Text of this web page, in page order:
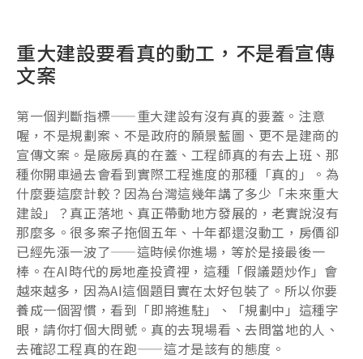
重大建設要看真的動工，不是看宣傳
文案
第一個判斷指標——重大建設有沒有真的要蓋。注意
喔，不是規劃案、不是政府的願景藍圖、更不是建商的
宣傳文案。是廠房真的在蓋、工程師真的有去上班、那
種你開車過去會看到實際工程進度的那種「真的」。為
什麼要這麼計較？因為台灣這幾年講了多少「未來重大
建設」？真正落地、真正帶動地方發展的，老實說沒有
那麼多。很多案子拖個五年、十年都還沒動工，房價卻
已經先漲一波了——這時候你進場，等於是接最後一
棒。在AI時代的房地產投資裡，這種「假議題炒作」會
越來越多，因為AI這個題目實在太好包裝了。所以你要
養成一個習慣，看到「即將進駐」、「規劃中」這種字
眼，請你打個大問號。真的去現場看、去問當地的人、
去確認工程真的在跑——這才是該有的態度。